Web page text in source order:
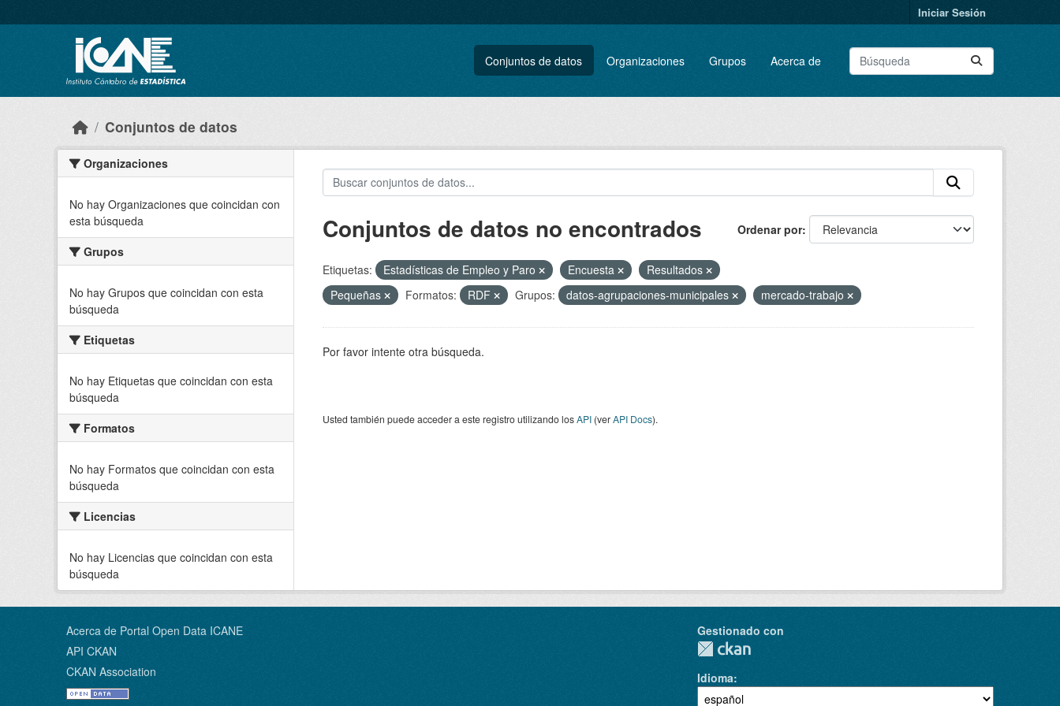
Iniciar Sesión
Conjuntos de datos Organizaciones Grupos Acerca de
Conjuntos de datos
Organizaciones
No hay Organizaciones que coincidan con
esta búsqueda
Grupos
No hay Grupos que coincidan con esta
búsqueda
Etiquetas
No hay Etiquetas que coincidan con esta
búsqueda
Formatos
No hay Formatos que coincidan con esta
búsqueda
Licencias
No hay Licencias que coincidan con esta
búsqueda
Ordenar por
Conjuntos de datos no encontrados
Etiquetas: Estadísticas de Empleo y Paro Encuesta
Resultados
Pequeñas
Formatos: RDF Grupos: datos-agrupaciones-municipales mercado-trabajo
Por favor intente otra búsqueda.
Usted también puede acceder a este registro utilizando losAPI(verAPI Docs).
Acerca de Portal Open Data ICANE
API CKAN
CKAN Association
Gestionado con
Idioma